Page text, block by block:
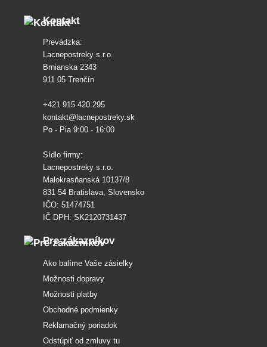
Kontakt
Prevádzka:
Lacnepostreky s.r.o.
Brnianska 2343
911 05 Trenčín
+421 915 420 295
kontakt@lacnepostreky.sk
Po - Pia 9:00 - 16:00
Sídlo firmy:
Lacnepostreky s.r.o.
Malokrasňanská 10137/8
831 54 Bratislava, Slovensko
IČO: 51474751
IČ DPH: SK2120731437
Pre zákazníkov
Ako balíme Vaše zásielky
Možnosti dopravy
Možnosti platby
Obchodné podmienky
Reklamačný poriadok
Odstúpiť od zmluvy tu